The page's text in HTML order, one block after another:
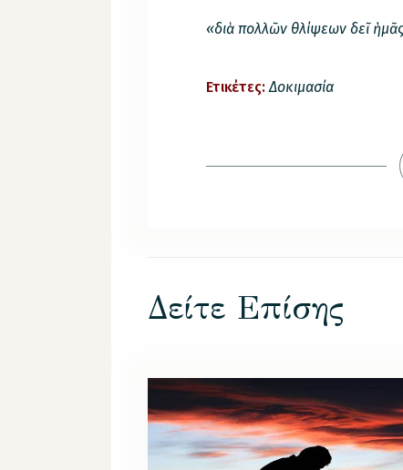
«διὰ πολλῶν θλίψεων δεῖ
Ετικέτες: Δοκιμασία
Δείτε Επίσης